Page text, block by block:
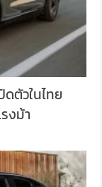
ดตัวในไทย
งม้า